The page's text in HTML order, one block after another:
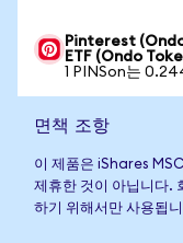
Pinterest
ETF (Ondo
1 PINSon는
면책 조항
이 제품은 iShares
제휴한 것이 아닙니다.
하기 위해서만 사용됩